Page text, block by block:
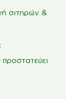
σιτηρών &